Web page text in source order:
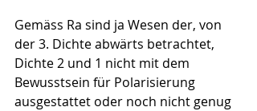
Gemäss Ra sind ja Wesen der, von
der 3. Dichte abwärts betrachtet,
Dichte 2 und 1 nicht mit dem
Bewusstsein für Polarisierung
ausgestattet oder noch nicht genug